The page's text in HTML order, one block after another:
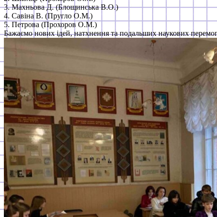
3. Махньова Д. (Блощинська В.О.)
4. Савіна В. (Пругло О.М.)
5. Петрова (Прохоров О.М.)
Бажаємо нових ідей, натхнення та подальших наукових